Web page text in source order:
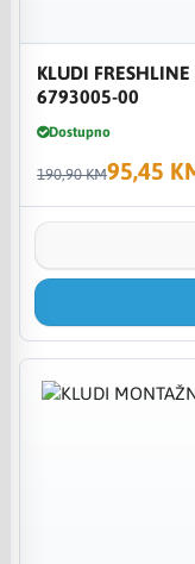
KLUDI
6793005-00
Dostupno
190,90 KM95,45